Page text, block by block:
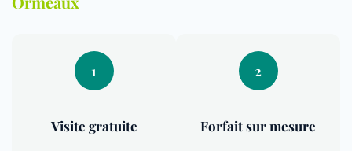
1
Visite gratuite
2
Forfait sur mesure